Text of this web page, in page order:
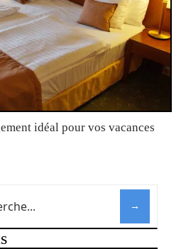
idéal pour vos vacances